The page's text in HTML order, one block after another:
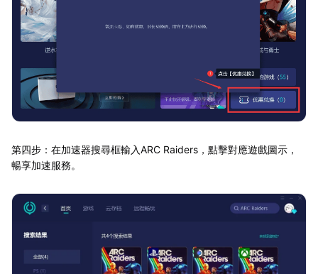
第四步：在加速器搜尋框輸入ARC Raiders，點擊對應遊戲圖示，
暢享加速服務。